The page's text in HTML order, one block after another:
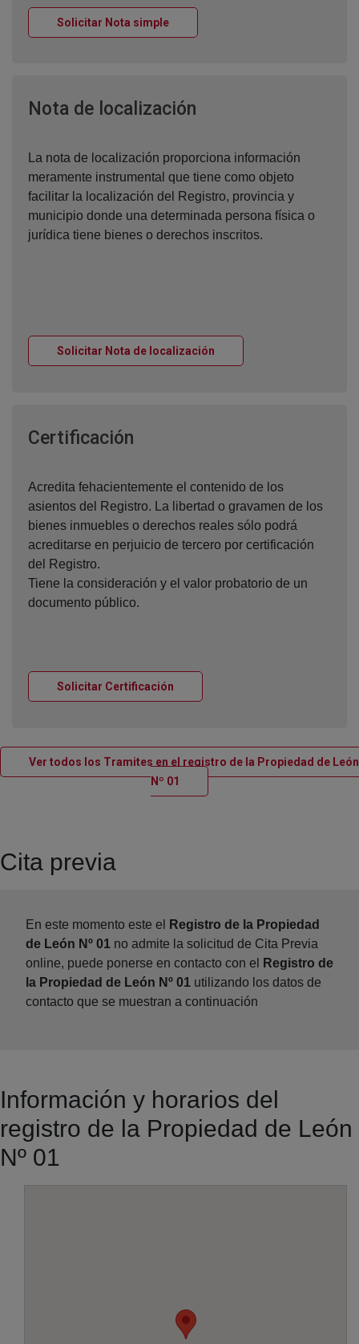
Solicitar Nota simpleVentana nueva
Nota de localización
La nota de localización proporciona información
meramente instrumental que tiene como objeto
facilitar la localización del Registro, provincia y
municipio donde una determinada persona física o
jurídica tiene bienes o derechos inscritos.
Solicitar Nota de localización
Certificación
Acredita fehacientemente el contenido de los
asientos del Registro. La libertad o gravamen de los
bienes inmuebles o derechos reales sólo podrá
acreditarse en perjuicio de tercero por certificación
del Registro.
Tiene la consideración y el valor probatorio de un
documento público.
Solicitar Certificación
Ver todos los Tramites en el registro de la Propiedad de León
Nº 01
Ventana nueva
Cita previa
En este momento este el
Registro de la Propiedad
de León Nº 01 no admite la solicitud de Cita Previa
online, puede ponerse en contacto con el
Registro de
la Propiedad de León Nº 01 utilizando los datos de
contacto que se muestran a continuación
Información y horarios del
registro de la Propiedad de León
Nº 01